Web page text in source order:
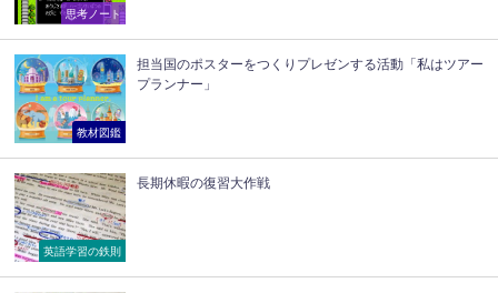
思考ノート
教材図鑑
担当国のポスターをつくりプレゼンする活動「私はツアー
プランナー」
英語学習の鉄則
長期休暇の復習大作戦